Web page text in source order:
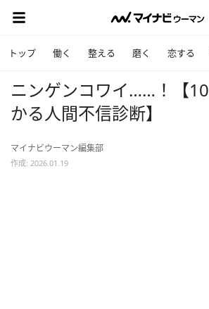
トップ 働く 整える 磨く 恋する
ニンゲンコワイ……！【
かる人間不信診断】
マイナビウーマン編集部
作成: 2026.01.19